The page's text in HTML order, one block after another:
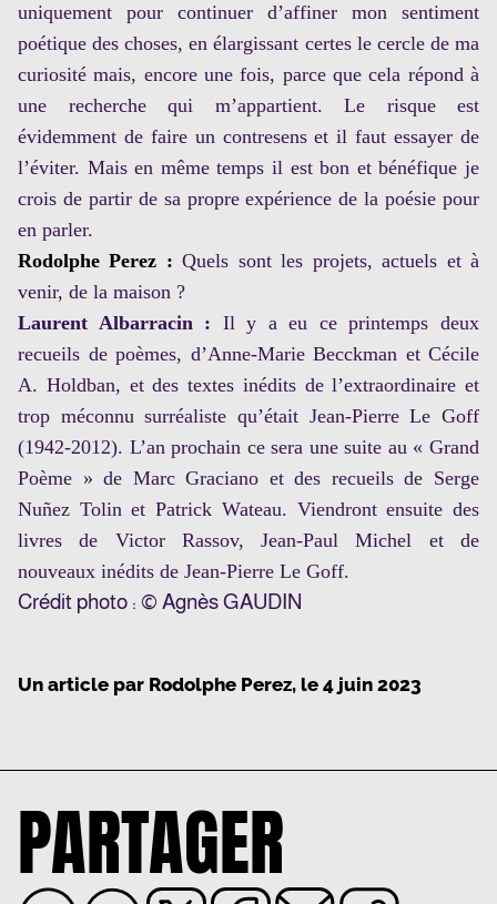
uniquement pour continuer d’affiner mon sentiment
poétique des choses, en élargissant certes le cercle de ma
curiosité mais, encore une fois, parce que cela répond à
une recherche qui m’appartient. Le risque est
évidemment de faire un contresens et il faut essayer de
l’éviter. Mais en même temps il est bon et bénéfique je
crois de partir de sa propre expérience de la poésie pour
en parler.
Rodolphe Perez :Quels sont les projets, actuels et à
venir, de la maison ?
Laurent Albarracin : Il y a eu ce printemps deux
recueils de poèmes, d’Anne-Marie Becckman et Cécile
A. Holdban, et des textes inédits de l’extraordinaire et
trop méconnu surréaliste qu’était Jean-Pierre Le Goff
(1942-2012). L’an prochain ce sera une suite au « Grand
Poème » de Marc Graciano et des recueils de Serge
Nuñez Tolin et Patrick Wateau. Viendront ensuite des
livres de Victor Rassov, Jean-Paul Michel et de
nouveaux inédits de Jean-Pierre Le Goff.
Crédit photo : © Agnès GAUDIN
Un article par Rodolphe Perez, le 4 juin 2023
PARTAGER